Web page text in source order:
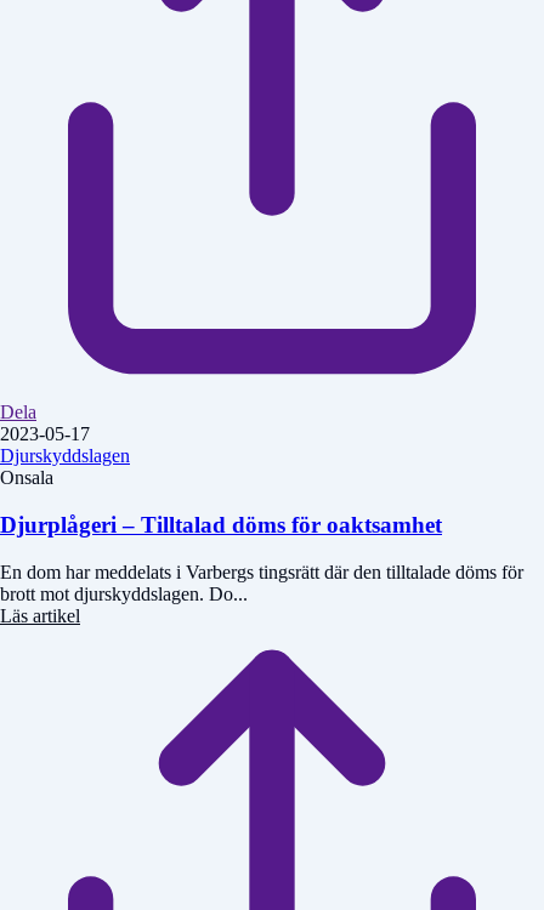
Dela
2023-05-17
Djurskyddslagen
Onsala
Djurplågeri – Tilltalad döms för oaktsamhet
En dom har meddelats i Varbergs tingsrätt där den tilltalade döms för
brott mot djurskyddslagen. Do...
Läs artikel